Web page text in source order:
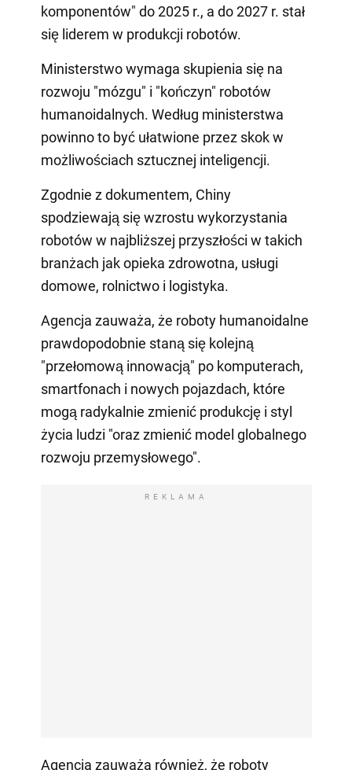
komponentów" do 2025 r., a do 2027 r. stał
się liderem w produkcji robotów.
Ministerstwo wymaga skupienia się na
rozwoju "mózgu" i "kończyn" robotów
humanoidalnych. Według ministerstwa
powinno to być ułatwione przez skok w
możliwościach sztucznej inteligencji.
Zgodnie z dokumentem, Chiny
spodziewają się wzrostu wykorzystania
robotów w najbliższej przyszłości w takich
branżach jak opieka zdrowotna, usługi
domowe, rolnictwo i logistyka.
Agencja zauważa, że roboty humanoidalne
prawdopodobnie staną się kolejną
"przełomową innowacją" po komputerach,
smartfonach i nowych pojazdach, które
mogą radykalnie zmienić produkcję i styl
życia ludzi "oraz zmienić model globalnego
rozwoju przemysłowego".
REKLAMA
Agencja zauważa również, że roboty